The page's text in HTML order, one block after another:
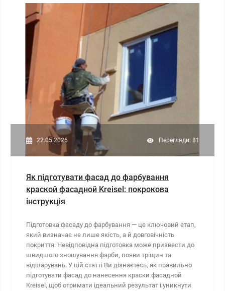
22.05.2026 Перегляди: 81
Як підготувати фасад до фарбування
краской фасадной Kreisel: покрокова
інструкція
Підготовка фасаду до фарбування — це ключовий етап,
який визначає не лише якість, а й довговічність
покриття. Невідповідна підготовка може призвести до
швидшого зношування фарби, появи тріщин та
відшарувань. У цій статті Ви дізнаєтесь, як правильно
підготувати фасад до нанесення краски фасадной
Kreisel, щоб отримати ідеальний результат і уникнути